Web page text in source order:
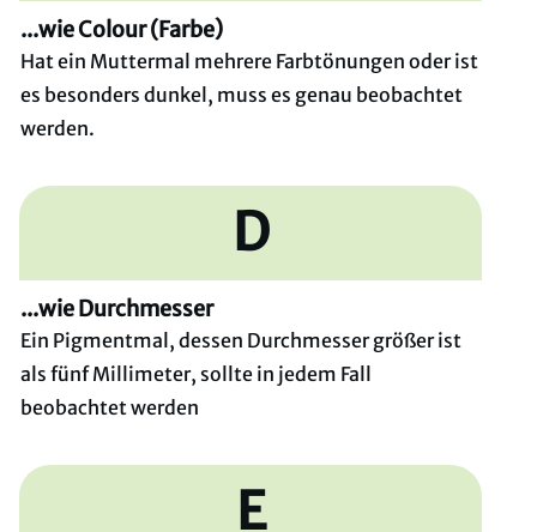
...wie Colour (Farbe)
Hat ein Muttermal mehrere Farbtönungen oder ist
es besonders dunkel, muss es genau beobachtet
werden.
D
...wie Durchmesser
Ein Pigmentmal, dessen Durchmesser größer ist
als fünf Millimeter, sollte in jedem Fall
beobachtet werden
E